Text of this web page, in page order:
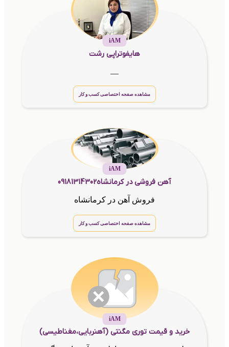
iAM
هایفوتراپی رشت
مشاهده صفحه اختصاصی کسب و کار
iAM
آهن فروشی در کرمانشاه09181314302
فروش آهن در کرمانشاه
مشاهده صفحه اختصاصی کسب و کار
iAM
خرید و قیمت توری مگنتی (آهنربایی،مغناطیسی)